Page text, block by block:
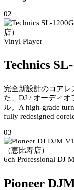
02
Vinyl Player
Technics
完全新設計のコアレ
た、DJ / オーディ
ル。 A high-grade
fully redesigned
03
6ch Professional DJ
Pioneer